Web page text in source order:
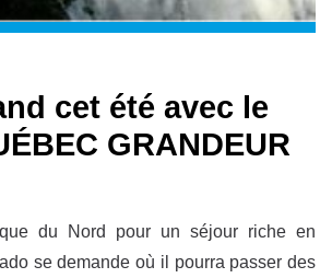
cet été avec le
GRANDEUR
du Nord pour un séjour riche en
se demande où il pourra passer des